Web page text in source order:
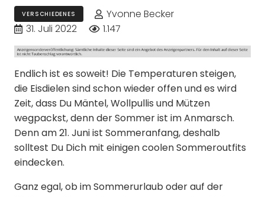
VERSCHIEDENES
Yvonne Becker
31. Juli 2022
1.147
Endlich ist es soweit! Die Temperaturen steigen,
die Eisdielen sind schon wieder offen und es wird
Zeit, dass Du Mäntel, Wollpullis und Mützen
wegpackst, denn der Sommer ist im Anmarsch.
Denn am 21. Juni ist Sommeranfang, deshalb
solltest Du Dich mit einigen coolen Sommeroutfits
eindecken.
Ganz egal, ob im Sommerurlaub oder auf der